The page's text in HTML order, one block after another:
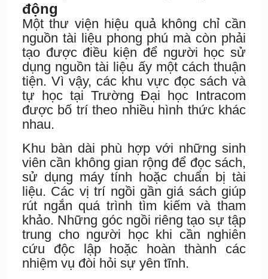
động
Một thư viện hiệu quả không chỉ cần
nguồn tài liệu phong phú mà còn phải
tạo được điều kiện để người học sử
dụng nguồn tài liệu ấy một cách thuận
tiện. Vì vậy, các khu vực đọc sách và
tự học tại Trường Đại học Intracom
được bố trí theo nhiều hình thức khác
nhau.
Khu bàn dài phù hợp với những sinh
viên cần không gian rộng để đọc sách,
sử dụng máy tính hoặc chuẩn bị tài
liệu. Các vị trí ngồi gần giá sách giúp
rút ngắn quá trình tìm kiếm và tham
khảo. Những góc ngồi riêng tạo sự tập
trung cho người học khi cần nghiên
cứu độc lập hoặc hoàn thành các
nhiệm vụ đòi hỏi sự yên tĩnh.